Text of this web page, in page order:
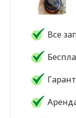
Все